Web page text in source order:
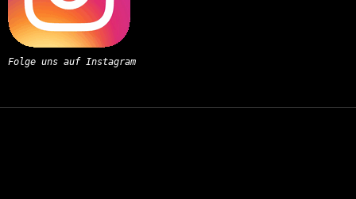
Folge uns auf Instagram